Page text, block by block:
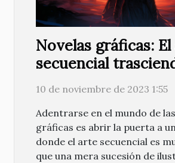
Novelas gráficas:
secuencial
fantasía
10 de noviembre de 2023 1:55
Adentrarse en el mundo de
gráficas es abrir la puerta a
donde el arte secuencial es
que una mera sucesión de